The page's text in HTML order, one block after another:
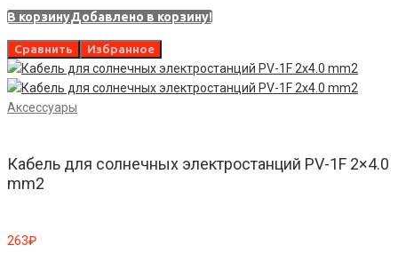
В корзинуДобавлено в корзину!
Сравнить Избранное
Аксессуары
Кабель для солнечных электростанций PV-1F 2×4.0
mm2
263₽